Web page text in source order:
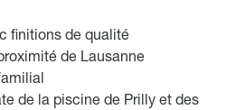
finitions de qualité
de Lausanne
de la piscine de Prilly et des